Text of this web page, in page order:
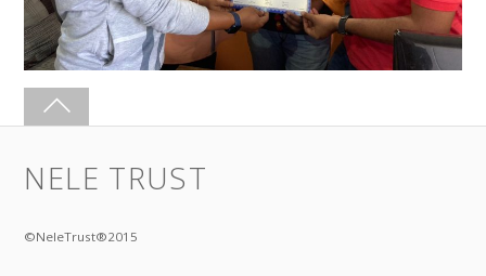
NELE TRUST
©NeleTrust®2015